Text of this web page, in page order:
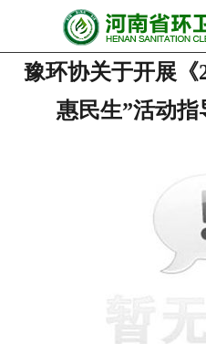
豫环协关于开展《
惠民生”活动